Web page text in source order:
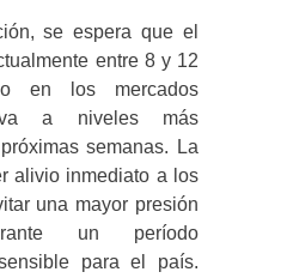
se espera que el
entre 8 y 12
en los mercados
a niveles más
semanas. La
alivio inmediato a los
una mayor presión
un período
para el país.